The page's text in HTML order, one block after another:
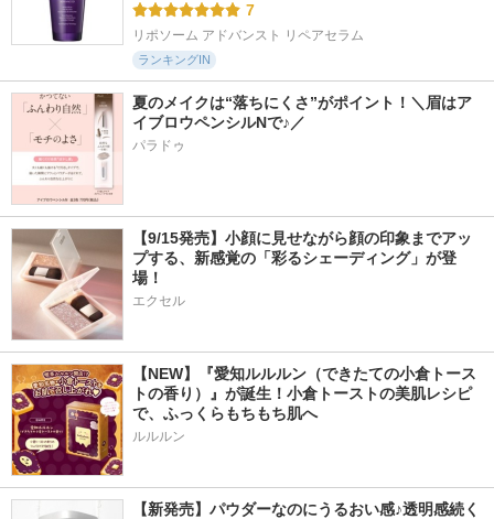
7
リポソーム アドバンスト リペアセラム
ランキングIN
夏のメイクは“落ちにくさ”がポイント！＼眉はア
イブロウペンシルNで♪／
パラドゥ
【9/15発売】小顔に見せながら顔の印象までアッ
プする、新感覚の「彩るシェーディング」が登
場！
エクセル
【NEW】『愛知ルルルン（できたての小倉トース
トの香り）』が誕生！小倉トーストの美肌レシピ
で、ふっくらもちもち肌へ
ルルルン
【新発売】パウダーなのにうるおい感♪透明感続く